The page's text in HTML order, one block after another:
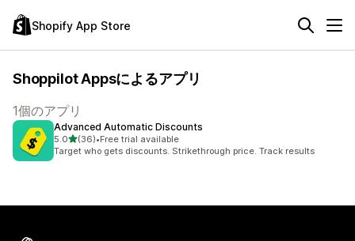
Shopify App Store
Shoppilot Appsによるアプリ
1個のアプリ
Advanced Automatic Discounts
5.05つ星中
(36)
合計レビュー数：36件
•Free trial available
Target who gets discounts. Strikethrough price. Track results